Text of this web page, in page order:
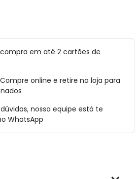
em até 2 cartões de
online e retire na loja para
nossa equipe está te
WhatsApp